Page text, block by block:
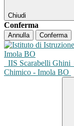
Chiudi
Conferma
Annulla Conferma
IIS Scarabelli Ghini
Chimico - Imola BO